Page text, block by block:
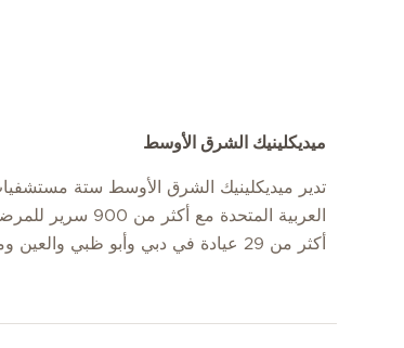
ميديكلينيك الشرق الأوسط
تدير ميديكلينيك الشرق الأوسط ستة
العربية المتحدة مع
أكثر من 29 عيادة في دبي وأبو ظبي والعين ومنطقة الظفرة.